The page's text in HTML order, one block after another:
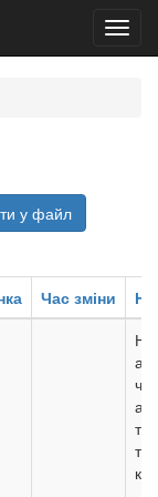
у файл
Час зміни